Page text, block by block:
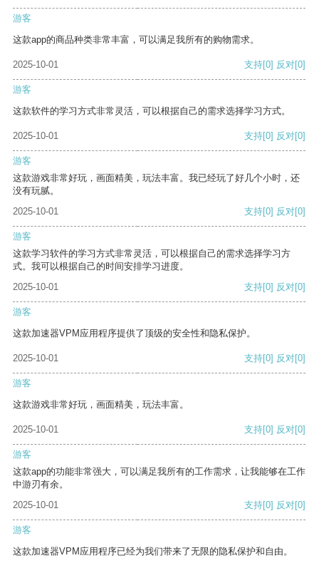
游客
这款app的商品种类非常丰富，可以满足我所有的购物需求。
2025-10-01 支持[0] 反对[0]
游客
这款软件的学习方式非常灵活，可以根据自己的需求选择学习方式。
2025-10-01 支持[0] 反对[0]
游客
这款游戏非常好玩，画面精美，玩法丰富。我已经玩了好几个小时，还
没有玩腻。
2025-10-01
支持[0] 反对[0]
游客
这款学习软件的学习方式非常灵活，可以根据自己的需求选择学习方
式。我可以根据自己的时间安排学习进度。
2025-10-01
支持[0] 反对[0]
游客
这款加速器VPM应用程序提供了顶级的安全性和隐私保护。
2025-10-01 支持[0] 反对[0]
游客
这款游戏非常好玩，画面精美，玩法丰富。
2025-10-01 支持[0] 反对[0]
游客
这款app的功能非常强大，可以满足我所有的工作需求，让我能够在工作
中游刃有余。
2025-10-01
支持[0] 反对[0]
游客
这款加速器VPM应用程序已经为我们带来了无限的隐私保护和自由。